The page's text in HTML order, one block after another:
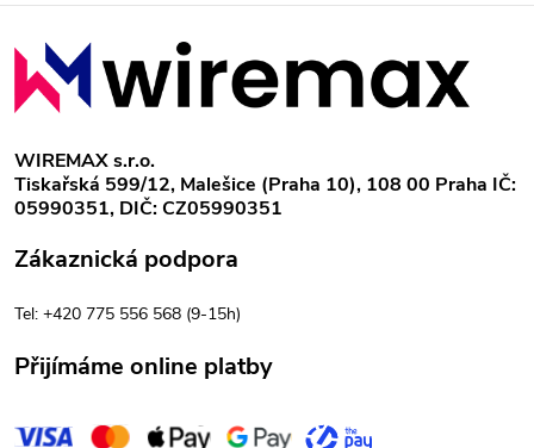
Z
á
p
a
WIREMAX s.r.o.
Tiskařská 599/12, Malešice (Praha 10), 108 00 Praha IČ:
05990351, DIČ: CZ05990351
Zákaznická podpora
Tel: +420 775 556 568 (9-15h)
Přijímáme online platby